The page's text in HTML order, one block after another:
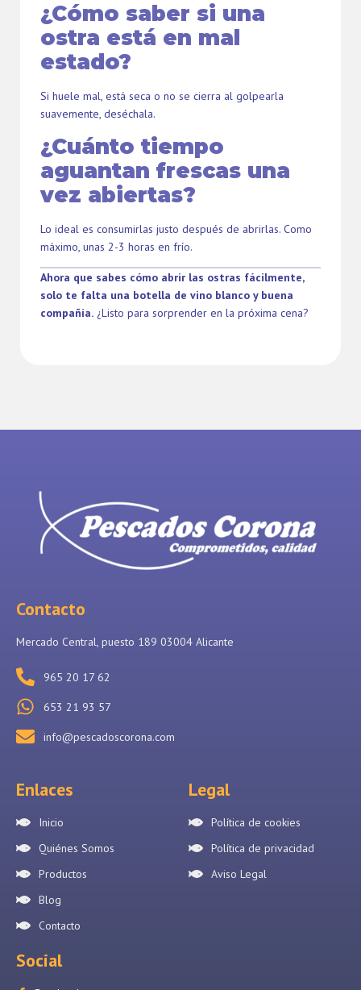
¿Cómo saber si una
ostra está en mal
estado?
Si huele mal, está seca o no se cierra al golpearla
suavemente, deséchala.
¿Cuánto tiempo
aguantan frescas una
vez abiertas?
Lo ideal es consumirlas justo después de abrirlas. Como
máximo, unas 2-3 horas en frío.
Ahora que sabes cómo abrir las ostras fácilmente,
solo te falta una botella de vino blanco y buena
compañía. ¿Listo para sorprender en la próxima cena?
Contacto
Mercado Central, puesto 189 03004 Alicante
965 20 17 62
653 21 93 57
info@pescadoscorona.com
Enlaces
Inicio
Quiénes Somos
Productos
Blog
Contacto
Legal
Política de cookies
Política de privacidad
Aviso Legal
Social